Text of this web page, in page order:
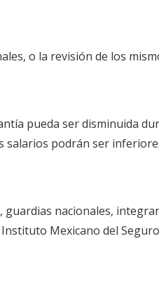
o la revisión de los
pueda ser disminuida
podrán ser
nacionales,
Mexicano del Seguro